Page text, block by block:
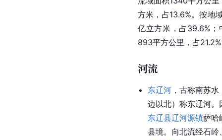
方米，占13.6%。按地
亿立方米，占39.6%
893平方公里，占
河流
东辽河 ，古称南苏
边以北）称东辽河
东辽县辽河源镇萨哈
县境。向北流经石